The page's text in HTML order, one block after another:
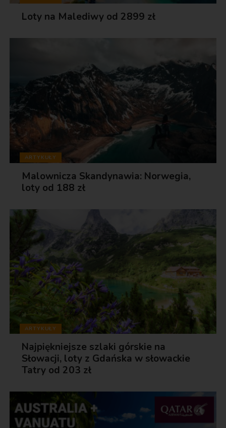
Loty na Malediwy od 2899 zł
ARTYKUŁY
Malownicza Skandynawia: Norwegia,
loty od 188 zł
ARTYKUŁY
Najpiękniejsze szlaki górskie na
Słowacji, loty z Gdańska w słowackie
Tatry od 203 zł